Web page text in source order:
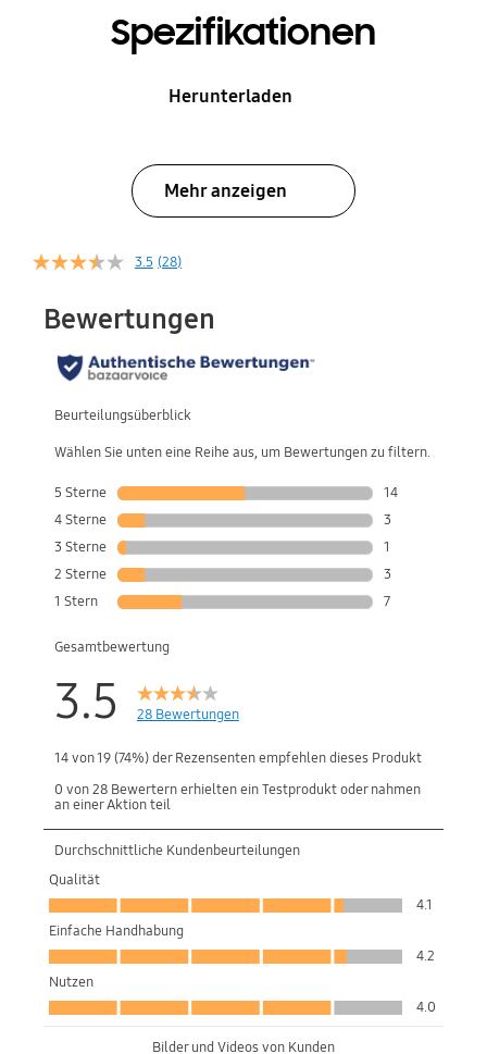
Spezifikationen
Herunterladen
Mehr anzeigen
3.5 (28)